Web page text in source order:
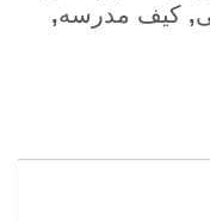
, کیف مدرسه,